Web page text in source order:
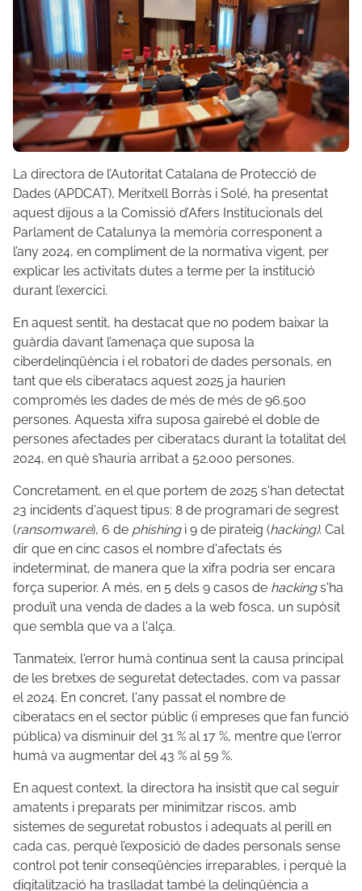
La directora de l’Autoritat Catalana de Protecció de
Dades (APDCAT), Meritxell Borràs i Solé, ha presentat
aquest dijous a la Comissió d’Afers Institucionals del
Parlament de Catalunya la memòria corresponent a
l’any 2024, en compliment de la normativa vigent, per
explicar les activitats dutes a terme per la institució
durant l’exercici.
En aquest sentit, ha destacat que no podem baixar la
guàrdia davant l’amenaça que suposa la
ciberdelinqüència i el robatori de dades personals, en
tant que els ciberatacs aquest 2025 ja haurien
compromès les dades de més de més de 96.500
persones. Aquesta xifra suposa gairebé el doble de
persones afectades per ciberatacs durant la totalitat del
2024, en què s’hauria arribat a 52.000 persones.
Concretament, en el que portem de 2025 s'han detectat
23 incidents d'aquest tipus: 8 de programari de segrest
(ransomware), 6 de phishingi 9 de pirateig (hacking). Cal
dir que en cinc casos el nombre d'afectats és
indeterminat, de manera que la xifra podria ser encara
força superior. A més, en 5 dels 9 casos de hackings'ha
produït una venda de dades a la web fosca, un supòsit
que sembla que va a l'alça.
Tanmateix, l'error humà continua sent la causa principal
de les bretxes de seguretat detectades, com va passar
el 2024. En concret, l'any passat el nombre de
ciberatacs en el sector públic (i empreses que fan funció
pública) va disminuir del 31 % al 17 %, mentre que l'error
humà va augmentar del 43 % al 59 %.
En aquest context, la directora ha insistit que cal seguir
amatents i preparats per minimitzar riscos, amb
sistemes de seguretat robustos i adequats al perill en
cada cas, perquè l’exposició de dades personals sense
control pot tenir conseqüències irreparables, i perquè la
digitalització ha traslladat també la delinqüència a